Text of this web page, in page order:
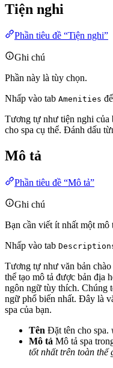
Tiện nghi
Phần tiêu đề “Tiện nghi”
Ghi chú
Phần này là tùy chọn.
Nhấp vào tab Amenities
Tương tự như tiện nghi của
cho spa cụ thể. Đánh dấu
Mô tả
Phần tiêu đề “Mô tả”
Ghi chú
Bạn cần viết ít nhất một mô
Nhấp vào tab
Tương tự như văn bản
thể tạo mô tả được bản địa
ngôn ngữ tùy thích. Chúng
ngữ phổ biến nhất. Đây là
spa của bạn.
Tên Đặt tên cho spa.
Mô tả Mô tả spa
tốt nhất trên toàn